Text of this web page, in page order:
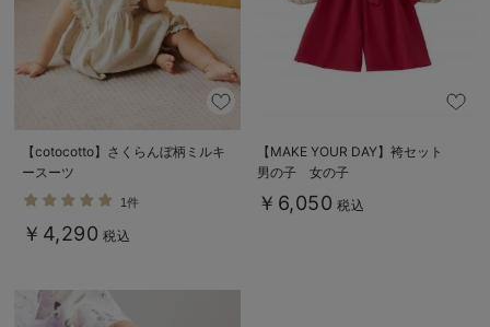
【cotocotto】さくらんぼ柄ミルキ
ースーツ
1件
￥4,290 税込
【MAKE YOUR DAY】袴セット
男の子 女の子
￥6,050 税込